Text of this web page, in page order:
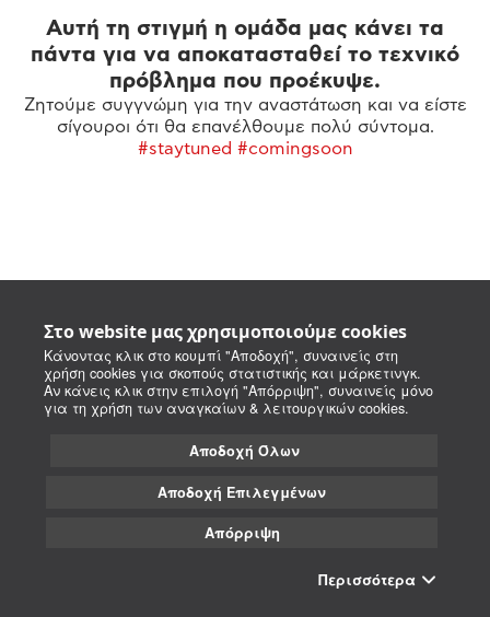
Στο website μας χρησιμοποιούμε cookies
Κάνοντας κλικ στο κουμπί "Αποδοχή", συναινείς στη
χρήση cookies για σκοπούς στατιστικής και μάρκετινγκ.
Αν κάνεις κλικ στην επιλογή "Απόρριψη", συναινείς μόνο
για τη χρήση των αναγκαίων & λειτουργικών cookies.
Αποδοχή Όλων
Αποδοχή Επιλεγμένων
Απόρριψη
Περισσότερα
Αυτή τη στιγμή η ομάδα μας κάνει τα
πάντα για να αποκατασταθεί το τεχνικό
πρόβλημα που προέκυψε.
Ζητούμε συγγνώμη για την αναστάτωση και να είστε
σίγουροι ότι θα επανέλθουμε πολύ σύντομα.
#staytuned #comingsoon